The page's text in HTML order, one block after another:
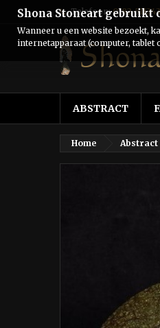
Telefoon: 0182-511243
ABSTRACT
Home Abstract
Shona Stoneart gebruikt
Wanneer u een website bezoekt,
internetapparaat (computer,